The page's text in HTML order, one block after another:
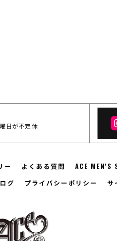
日が不定休
ー よくある質問 ACE MEN'S
グ プライバシーポリシー サ